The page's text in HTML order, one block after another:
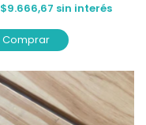
$9.666,67 sin interés
Comprar